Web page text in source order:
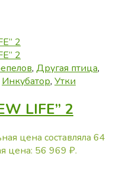
, Другая птица,
Инкубатор, Утки
LIFE” 2
цена составляла 64
цена: 56 969 ₽.